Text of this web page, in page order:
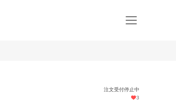
注文受付停止中
3